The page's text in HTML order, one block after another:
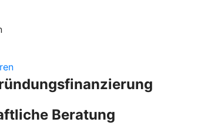
Beratung